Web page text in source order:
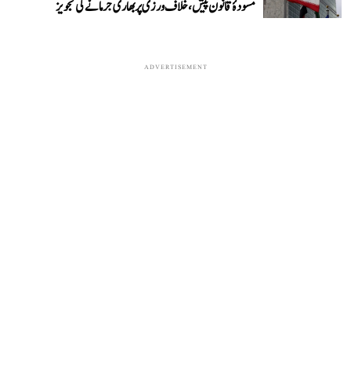
مسودۂ قانون پیش، خلاف ورزی پر بھاری جرمانے کی تجویز
ADVERTISEMENT